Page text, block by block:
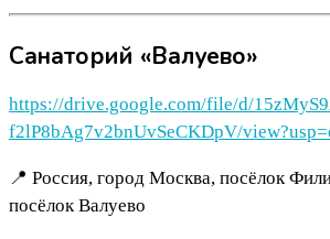
Санаторий «Валуево»
https://drive.google.com/file/d/
f2lP8bAg7v2bnUvSeCKDpV/
📍 Россия, город Москва, посёлок
посёлок Валуево